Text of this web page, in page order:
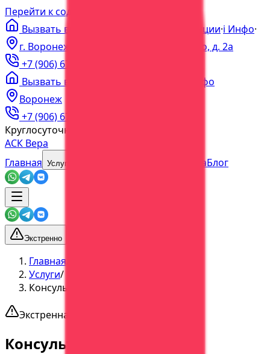
Перейти к содержимому
Вызвать врача на дом
Акции·ℹ️ Инфо·
г. Воронеж, пер. Богдана Хмельницкого, д. 2а
+7 (906) 679-60-00
Вызвать врача
Инфо
Воронеж
+7 (906) 679-60-00
Круглосуточно
АСК Вера
Главная Услуги Наша командаБлог
Экстренно
Главная
Услуги/
Консультация психиатра
Экстренная помощь
Консультация психиатра